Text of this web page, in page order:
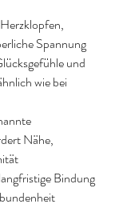
Spannung
und
wie bei
Nähe,
Bindung